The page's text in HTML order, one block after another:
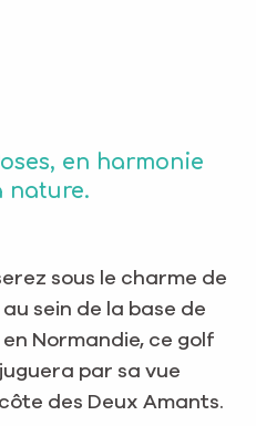
en harmonie
nature.
sous le charme de
sein de la base de
en Normandie, ce golf
par sa vue
des Deux Amants.